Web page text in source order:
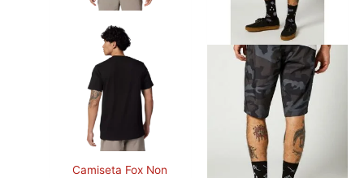
Camiseta Fox Non
en
la
página
elegir
en
la
página
de